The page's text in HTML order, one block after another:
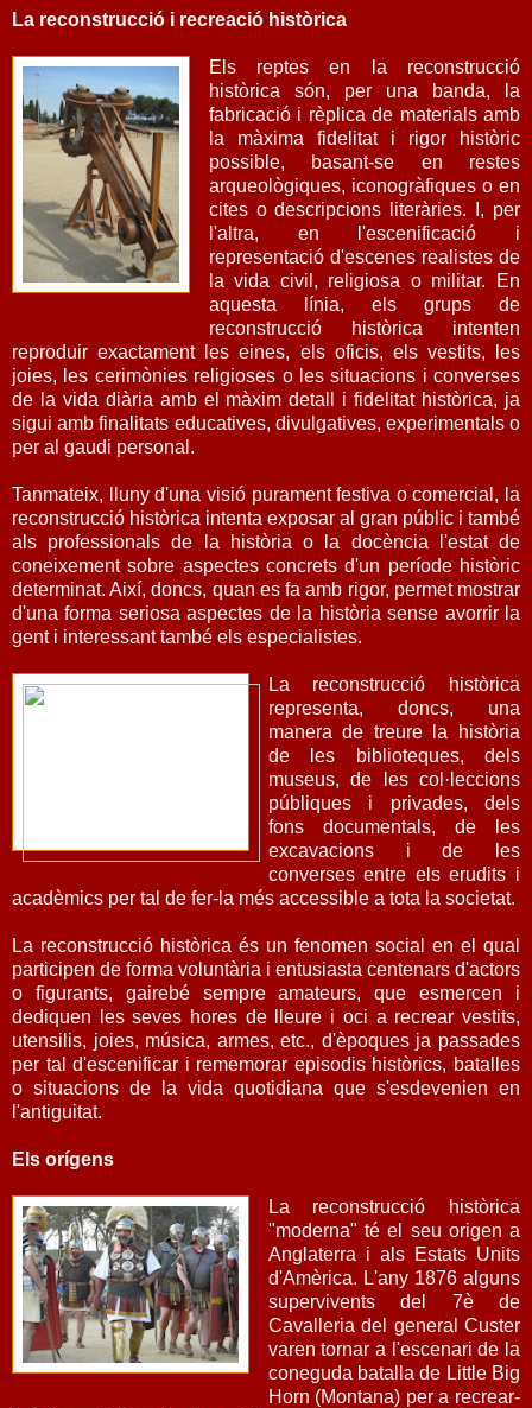
La reconstrucció i recreació històrica
Els reptes en la reconstrucció
històrica són, per una banda, la
fabricació i rèplica de materials amb
la màxima fidelitat i rigor històric
possible, basant-se en restes
arqueològiques, iconogràfiques o en
cites o descripcions literàries. I, per
l'altra, en l'escenificació i
representació d'escenes realistes de
la vida civil, religiosa o militar. En
aquesta línia, els grups de
reconstrucció històrica intenten
reproduir exactament les eines, els oficis, els vestits, les
joies, les cerimònies religioses o les situacions i converses
de la vida diària amb el màxim detall i fidelitat històrica, ja
sigui amb finalitats educatives, divulgatives, experimentals o
per al gaudi personal.
Tanmateix, lluny d'una visió purament festiva o comercial, la
reconstrucció històrica intenta exposar al gran públic i també
als professionals de la història o la docència l'estat de
coneixement sobre aspectes concrets d'un període històric
determinat. Així, doncs, quan es fa amb rigor, permet mostrar
d'una forma seriosa aspectes de la història sense avorrir la
gent i interessant també els especialistes.
La reconstrucció històrica
representa, doncs, una
manera de treure la història
de les biblioteques, dels
museus, de les col·leccions
públiques i privades, dels
fons documentals, de les
excavacions i de les
converses entre els erudits i
acadèmics per tal de fer-la més accessible a tota la societat.
La reconstrucció històrica és un fenomen social en el qual
participen de forma voluntària i entusiasta centenars d'actors
o figurants, gairebé sempre amateurs, que esmercen i
dediquen les seves hores de lleure i oci a recrear vestits,
utensilis, joies, música, armes, etc., d'èpoques ja passades
per tal d'escenificar i rememorar episodis històrics, batalles
o situacions de la vida quotidiana que s'esdevenien en
l'antiguitat.
Els orígens
La reconstrucció històrica
"moderna" té el seu origen a
Anglaterra i als Estats Units
d'Amèrica. L'any 1876 alguns
supervivents del 7è de
Cavalleria del general Custer
varen tornar a l'escenari de la
coneguda batalla de Little Big
Horn (Montana) per a recrear-